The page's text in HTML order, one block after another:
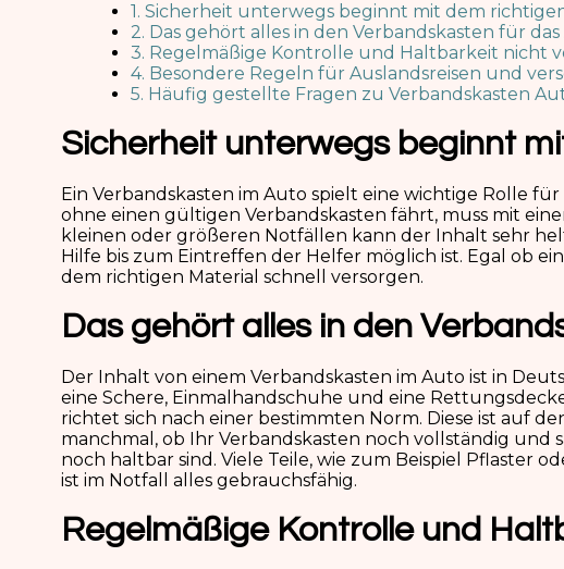
1. Sicherheit unterwegs beginnt mit dem
2. Das gehört alles in den Verbandskasten für
3. Regelmäßige Kontrolle und Haltbarkeit nicht
4. Besondere Regeln für Auslandsreisen und
5. Häufig gestellte Fragen zu Verbandskasten
Sicherheit unterwegs beginnt
Ein Verbandskasten im Auto spielt eine wichtige Rolle
ohne einen gültigen Verbandskasten fährt, muss mit
kleinen oder größeren Notfällen kann der Inhalt sehr
Hilfe bis zum Eintreffen der Helfer möglich ist. Egal ob
dem richtigen Material schnell versorgen.
Das gehört alles in den
Der Inhalt von einem Verbandskasten im Auto ist in
eine Schere, Einmalhandschuhe und eine
richtet sich nach einer bestimmten Norm. Diese ist auf
manchmal, ob Ihr Verbandskasten noch vollständig und
noch haltbar sind. Viele Teile, wie zum Beispiel Pflaster
ist im Notfall alles gebrauchsfähig.
Regelmäßige Kontrolle und